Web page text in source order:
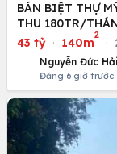
BÁN BIỆT THỰ
THU 180TR/
43 tỷ · 140m
2
·
Nguyễn Đức Hải
Đăng 6 giờ trước